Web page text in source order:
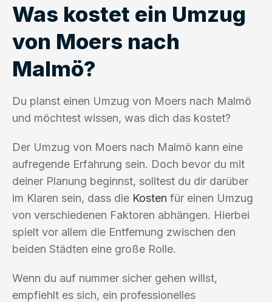
Was kostet ein Umzug
von Moers nach
Malmö?
Du planst einen Umzug von Moers nach Malmö
und möchtest wissen, was dich das kostet?
Der Umzug von Moers nach Malmö kann eine
aufregende Erfahrung sein. Doch bevor du mit
deiner Planung beginnst, solltest du dir darüber
im Klaren sein, dass die Kosten für einen Umzug
von verschiedenen Faktoren abhängen. Hierbei
spielt vor allem die Entfernung zwischen den
beiden Städten eine große Rolle.
Wenn du auf nummer sicher gehen willst,
empfiehlt es sich, ein professionelles